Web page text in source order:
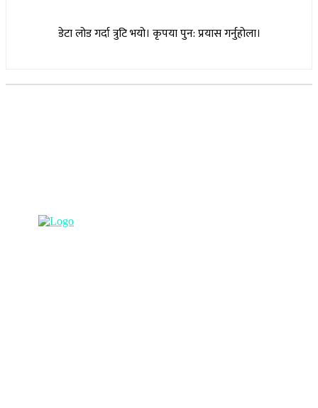
डेटा लोड गर्दा त्रुटि भयो। कृपया पुन: प्रयास गर्नुहोला।